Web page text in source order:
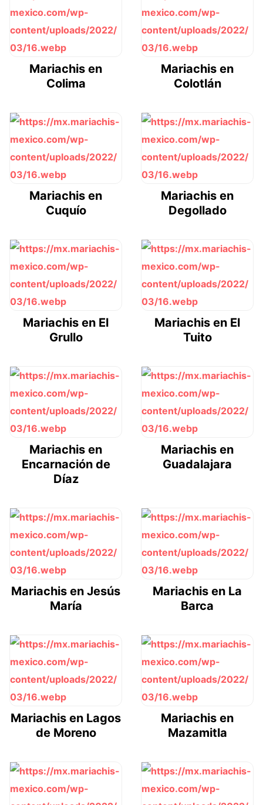
Mariachis en
Colima
Mariachis en
Colotlán
Mariachis en
Cuquío
Mariachis en
Degollado
Mariachis en El
Grullo
Mariachis en El
Tuito
Mariachis en
Encarnación de
Díaz
Mariachis en
Guadalajara
Mariachis en Jesús
María
Mariachis en La
Barca
Mariachis en Lagos
de Moreno
Mariachis en
Mazamitla